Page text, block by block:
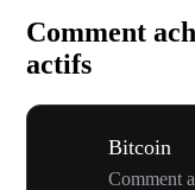
Comment
actifs
Bitcoin
Comment